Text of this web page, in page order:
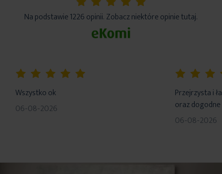
5%
Na podstawie 1226 opinii. Zobacz niektóre opinie tutaj.
Wszystko ok
06-08-2026
Przejrzysta i
oraz
06-08-2026